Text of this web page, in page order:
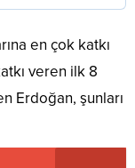
en çok katkı
veren ilk 8
Erdoğan, şunları